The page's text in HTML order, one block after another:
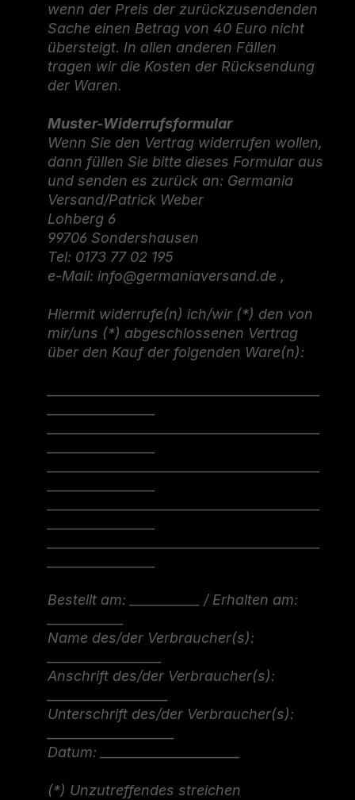
wenn der Preis der zurückzusendenden
Sache einen Betrag von 40 Euro nicht
übersteigt. In allen anderen Fällen
tragen wir die Kosten der Rücksendung
der Waren.
Muster-Widerrufsformular
Wenn Sie den Vertrag widerrufen wollen,
dann füllen Sie bitte dieses Formular aus
und senden es zurück an: Germania
Versand/Patrick Weber
Lohberg 6
99706 Sondershausen
Tel: 0173 77 02 195
e-Mail: info@germaniaversand.de ,
Hiermit widerrufe(n) ich/wir (*) den von
mir/uns (*) abgeschlossenen Vertrag
über den Kauf der folgenden Ware(n):
Bestellt am: ___________ / Erhalten am:
Name des/der Verbraucher(s):
Anschrift des/der Verbraucher(s):
Unterschrift des/der Verbraucher(s):
Datum: ______________________
(*) Unzutreffendes streichen